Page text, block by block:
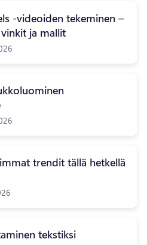
-videoiden tekeminen –
ja mallit
trendit tällä hetkellä
tekstiksi